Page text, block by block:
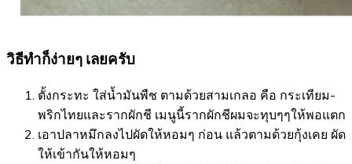
วิธีทำก็ง่ายๆ เลยครับ
ตั้งกระทะ ใส่น้ำมันพืช ตามด้วยสามเกลอ คือ กระเทียม-
พริกไทยและรากผักชี เมนูนี้รากผักชีผมจะทุบๆๆให้พอแตก
เอาปลาหมึกลงไปผัดให้หอมๆ ก่อน แล้วตามด้วยกุ้งเคย ผัด
ให้เข้ากันให้หอมๆ